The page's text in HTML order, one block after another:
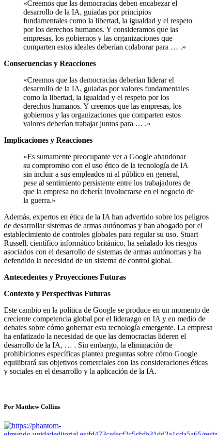
«Creemos que las democracias deben encabezar el
desarrollo de la IA, guiadas por principios
fundamentales como la libertad, la igualdad y el respeto
por los derechos humanos. Y consideramos que las
empresas, los gobiernos y las organizaciones que
comparten estos ideales deberían colaborar para … .»
Consecuencias y Reacciones
«Creemos que las democracias deberían liderar el
desarrollo de la IA, guiadas por valores fundamentales
como la libertad, la igualdad y el respeto por los
derechos humanos. Y creemos que las empresas, los
gobiernos y las organizaciones que comparten estos
valores deberían trabajar juntos para … .»
Implicaciones y Reacciones
«Es sumamente preocupante ver a Google abandonar
su compromiso con el uso ético de la tecnología de IA
sin incluir a sus empleados ni al público en general,
pese al sentimiento persistente entre los trabajadores de
que la empresa no debería involucrarse en el negocio de
la guerra.»
Además, expertos en ética de la IA han advertido sobre los peligros
de desarrollar sistemas de armas autónomas y han abogado por el
establecimiento de controles globales para regular su uso. Stuart
Russell, científico informático británico, ha señalado los riesgos
asociados con el desarrollo de sistemas de armas autónomas y ha
defendido la necesidad de un sistema de control global.
Antecedentes y Proyecciones Futuras
Contexto y Perspectivas Futuras
Este cambio en la política de Google se produce en un momento de
creciente competencia global por el liderazgo en IA y en medio de
debates sobre cómo gobernar esta tecnología emergente. La empresa
ha enfatizado la necesidad de que las democracias lideren el
desarrollo de la IA, … . Sin embargo, la eliminación de
prohibiciones específicas plantea preguntas sobre cómo Google
equilibrará sus objetivos comerciales con las consideraciones éticas
y sociales en el desarrollo y la aplicación de la IA.
Por Matthew Collins